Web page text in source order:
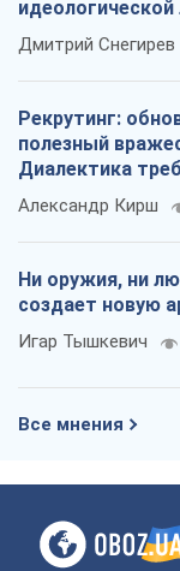
российских
Дмитрий Снегирев
Рекрутинг:
полезный
Диалектика
Александр Кирш
Ни оружия, ни
создает новую
Игар Тышкевич
Все мнения